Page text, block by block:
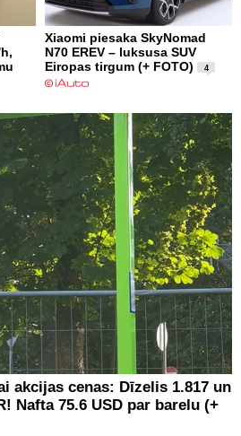
Xiaomi piesaka SkyNomad
N70 EREV – luksusa SUV
Eiropas tirgum (+ FOTO)
4
akcijas cenas: Dīzelis 1.817 un
Nafta 75.6 USD par barelu (+